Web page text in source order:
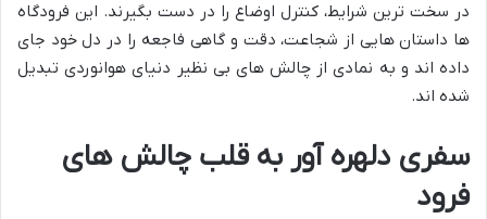
در سخت ترین شرایط، کنترل اوضاع را در دست بگیرند. این فرودگاه
ها داستان هایی از شجاعت، دقت و گاهی فاجعه را در دل خود جای
داده اند و به نمادی از چالش های بی نظیر دنیای هوانوردی تبدیل
شده اند.
سفری دلهره آور به قلب چالش های
فرود